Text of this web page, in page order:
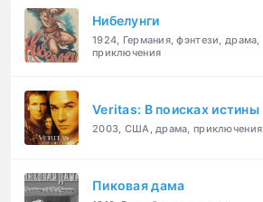
Нибелунги
1924, Германия, фэнтези, драма,
приключения
Veritas: В поисках истины
2003, США, драма, приключения
Пиковая дама